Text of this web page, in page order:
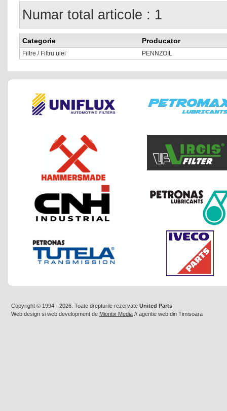
Numar total articole : 1
Categorie Producator
Filtre / Filtru ulei PENNZOIL
Copyright © 1994 - 2026. Toate drepturile rezervate United Parts
Web design si web development de Mioritix Media // agentie web din Timisoara